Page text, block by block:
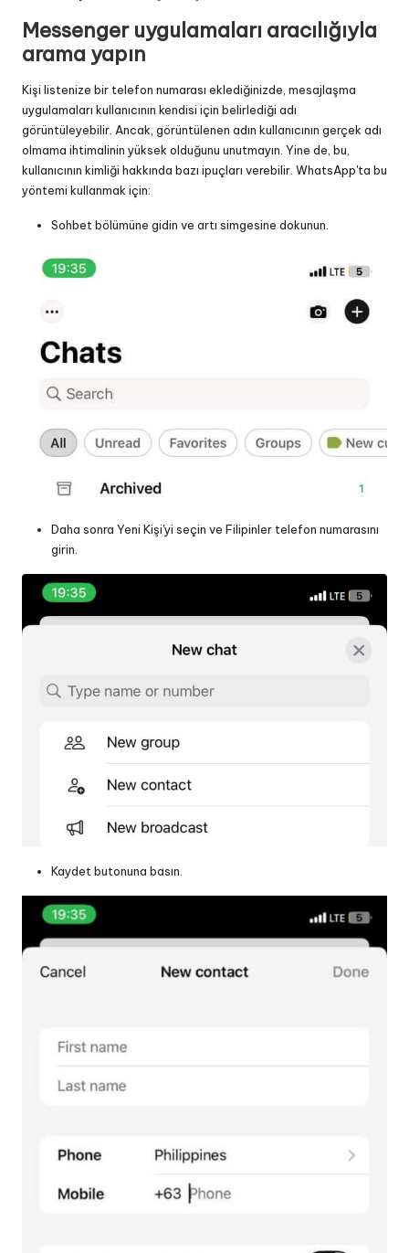
Messenger uygulamaları aracılığıyla
arama yapın
Kişi listenize bir telefon numarası eklediğinizde, mesajlaşma
uygulamaları kullanıcının kendisi için belirlediği adı
görüntüleyebilir. Ancak, görüntülenen adın kullanıcının gerçek adı
olmama ihtimalinin yüksek olduğunu unutmayın. Yine de, bu,
kullanıcının kimliği hakkında bazı ipuçları verebilir. WhatsApp'ta bu
yöntemi kullanmak için:
Sohbet bölümüne gidin ve artı simgesine dokunun.
Daha sonra Yeni Kişi'yi seçin ve Filipinler telefon numarasını
girin.
Kaydet butonuna basın.